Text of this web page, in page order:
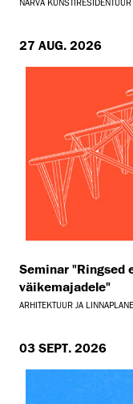
27 AUG. 2026
Seminar "Ringsed
väikemajadele"
ARHITEKTUUR JA
03 SEPT. 2026